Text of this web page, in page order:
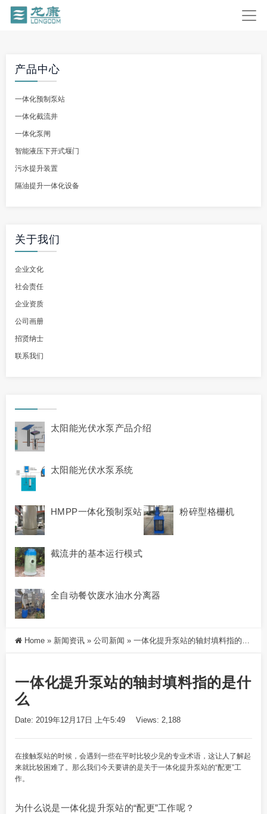
产品中心
一体化预制泵站
一体化截流井
一体化泵闸
智能液压下开式堰门
污水提升装置
隔油提升一体化设备
关于我们
企业文化
社会责任
企业资质
公司画册
招贤纳士
联系我们
太阳能光伏水泵产品介绍
太阳能光伏水泵系统
HMPP一体化预制泵站 粉碎型格栅机
截流井的基本运行模式
全自动餐饮废水油水分离器
Home » 新闻资讯 » 公司新闻 » 一体化提升泵站的轴封填料指的是什么
一体化提升泵站的轴封填料指的是什
么
Date: 2019年12月17日 上午5:49 Views: 2,188
在接触泵站的时候，会遇到一些在平时比较少见的专业术语，这让人了解起
来就比较困难了。那么我们今天要讲的是关于一体化提升泵站的“配更”工
作。
为什么说是一体化提升泵站的“配更”工作呢？